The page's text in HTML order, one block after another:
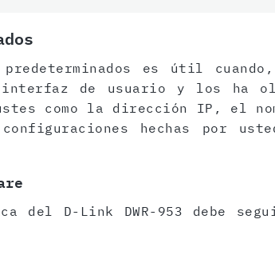
es útil
de usuario y los ha
como la dirección IP, el
hechas por
del D-Link DWR-953 debe